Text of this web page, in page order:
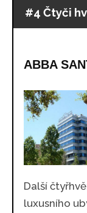
#4 Čtyči
ABBA
Další
luxusního